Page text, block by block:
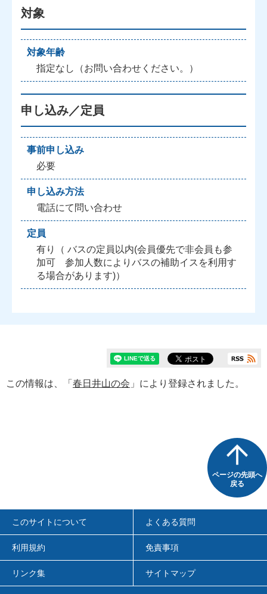
対象
対象年齢
指定なし（お問い合わせください。）
申し込み／定員
事前申し込み
必要
申し込み方法
電話にて問い合わせ
定員
有り（ バスの定員以内(会員優先で非会員も参
加可 参加人数によりバスの補助イスを利用す
る場合があります)）
この情報は、「 春日井山の会 」により登録されました。
ページの先頭へ
戻る
このサイトについて よくある質問
利用規約 免責事項
リンク集 サイトマップ